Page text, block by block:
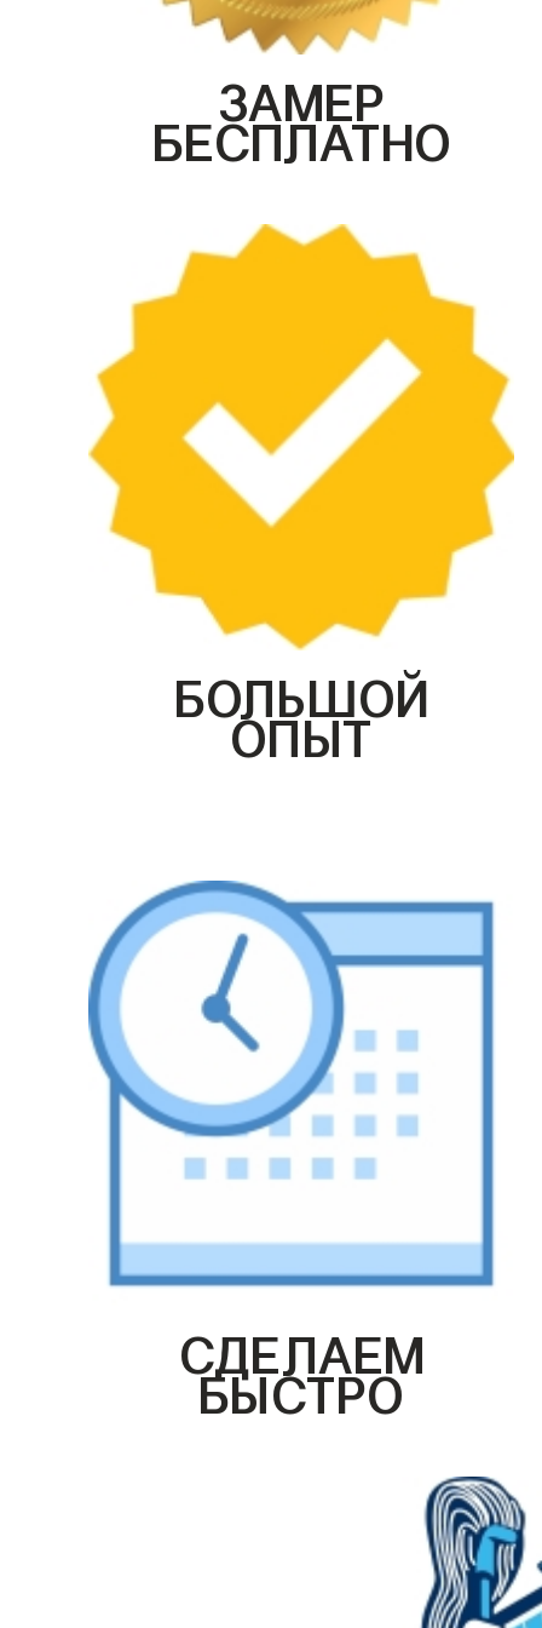
ЗАМЕР
БЕСПЛАТНО
БОЛЬШОЙ
ОПЫТ
СДЕЛАЕМ
БЫСТРО